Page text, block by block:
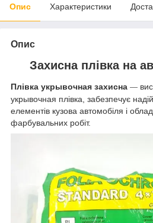
Опис Характеристики
Опис
Захисна плівка на
Плівка укрывочная захисна —
укрывочная плівка, забезпечує
елементів кузова автомобіля і
фарбувальних робіт.